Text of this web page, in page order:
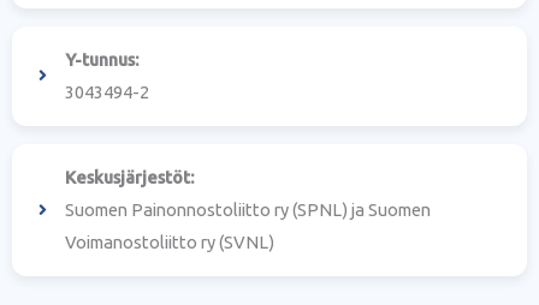
Y-tunnus:
3043494-2
Keskusjärjestöt:
Suomen Painonnostoliitto ry (SPNL) ja Suomen
Voimanostoliitto ry (SVNL)